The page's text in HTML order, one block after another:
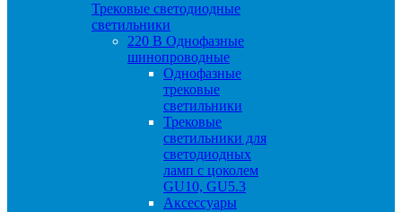
Трековые светодиодные
светильники
220 B Однофазные
шинопроводные
Однофазные
трековые
светильники
Трековые
светильники для
светодиодных
ламп с цоколем
GU10, GU5.3
Аксессуары